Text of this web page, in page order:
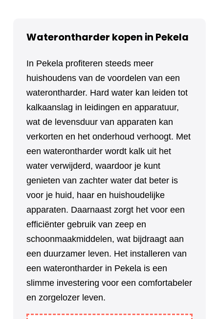
Waterontharder kopen in Pekela
In Pekela profiteren steeds meer
huishoudens van de voordelen van een
waterontharder. Hard water kan leiden tot
kalkaanslag in leidingen en apparatuur,
wat de levensduur van apparaten kan
verkorten en het onderhoud verhoogt. Met
een waterontharder wordt kalk uit het
water verwijderd, waardoor je kunt
genieten van zachter water dat beter is
voor je huid, haar en huishoudelijke
apparaten. Daarnaast zorgt het voor een
efficiënter gebruik van zeep en
schoonmaakmiddelen, wat bijdraagt aan
een duurzamer leven. Het installeren van
een waterontharder in Pekela is een
slimme investering voor een comfortabeler
en zorgelozer leven.